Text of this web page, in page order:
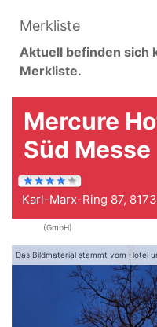
Merkliste
Aktuell befinden sich
Merkliste.
Mercure
Süd Messe
Karl-Marx-Ring 87,
(GmbH)
Das Bildmaterial stammt vom Hotel